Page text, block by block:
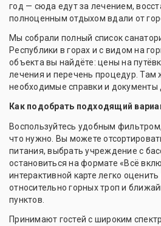
год — сюда едут за лечением,
полноценным отдыхом вдали от
Мы собрали полный список
Республики в горах и с видом на
объекта вы найдёте: цены на
лечения и перечень процедур.
необходимые справки и документы
Как подобрать подходящий
Воспользуйтесь удобным
что нужно. Вы можете
питания, выбрать учреждение с
остановиться на формате «Всё
интерактивной карте легко
относительно горных троп и
пунктов.
Принимают гостей с широким